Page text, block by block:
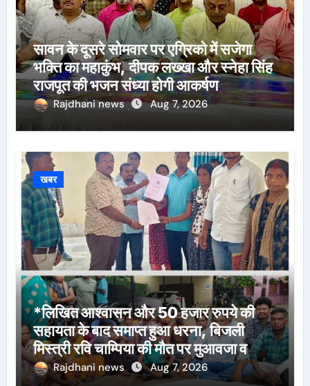
सावन के दूसरे सोमवार पर एग्रिको में सजेगा
भक्ति का महाकुंभ, दीपक लख्खा और स्नेहा सिंह
राजपूत की भजन संध्या होगी आकर्षण
Rajdhani news Aug 7, 2026
खबर
*लिखित आश्वासन और 50 हजार रुपये की
सहायता के बाद समाप्त हुआ धरना, बिजली
मिस्त्री रवि चाम्पिया की मौत पर मुआवजा व
नौकरी की मांग*
Rajdhani news Aug 7, 2026